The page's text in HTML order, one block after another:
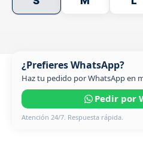
¿Prefieres WhatsApp?
Haz tu pedido por WhatsApp en
Pedir por
Atención 24/7. Respuesta rápida.